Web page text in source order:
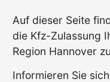
Auf dieser Seite
die Kfz-Zulassung
Region Hannover
Informieren Sie